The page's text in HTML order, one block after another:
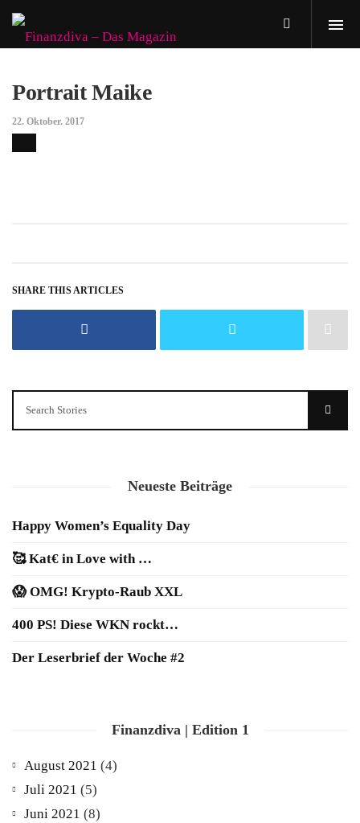
Portrait Maike
22. Oktober. 2017
SHARE THIS ARTICLES
Neueste Beiträge
Happy Women’s Equality Day
🥰 Kat€ in Love with …
😱 OMG! Krypto-Raub XXL
400 PS! Diese WKN rockt…
Der Leserbrief der Woche #2
Finanzdiva | Edition 1
August 2021 (4)
Juli 2021 (5)
Juni 2021 (8)